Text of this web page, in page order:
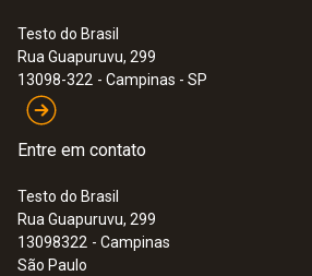
Testo do Brasil
Rua Guapuruvu, 299
13098-322 - Campinas - SP
Entre em contato
Testo do Brasil
Rua Guapuruvu, 299
13098322 - Campinas
São Paulo